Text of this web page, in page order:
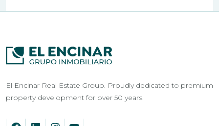
El Encinar Real Estate Group. Proudly dedicated to premium
property development for over 50 years.